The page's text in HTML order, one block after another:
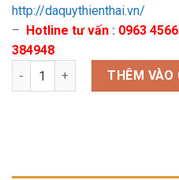
http://daquythienthai.vn/
–
Hotline tư vấn : 0963
384948
Combo đá lông công số lượng
THÊM VÀO